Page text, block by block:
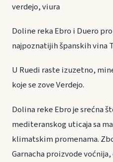
verdejo, viura
Doline reka Ebro i Duero
najpoznatijih španskih vina
U Ruedi raste izuzetno,
koje se zove Verdejo.
Dolina reke Ebro je srećna
mediteranskog uticaja sa
klimatskim promenama.
Garnacha proizvode